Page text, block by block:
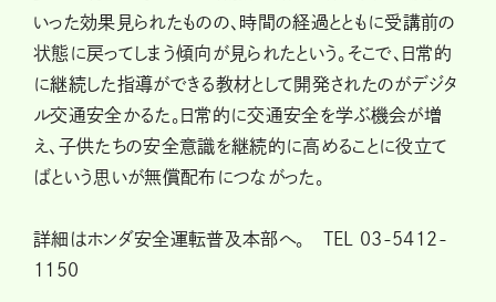
いった効果見られたものの、時間の経過とともに受講前の
状態に戻ってしまう傾向が見られたという。そこで、日常的
に継続した指導ができる教材として開発されたのがデジタ
ル交通安全かるた。日常的に交通安全を学ぶ機会が増
え、子供たちの安全意識を継続的に高めることに役立て
ばという思いが無償配布につながった。
詳細はホンダ安全運転普及本部へ。 TEL 03-5412-
1150